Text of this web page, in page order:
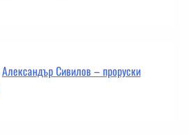
Александър Сивилов – проруски